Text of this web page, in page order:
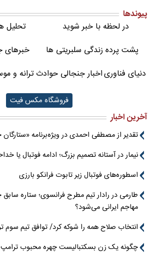
پیوندها
در لحظه با خبر شوید
تحلیل
پشت پرده زندگی سلبریتی ها
خبرهای
دنیای فناوریاخبار جنجالی حوادثترانه و
فروشگاه مکس فیت
آخرین اخبار
تقدیر از مصطفی احمدی در ویژه‌برنامه
نیمار در آستانه تصمیم بزرگ؛ ادامه فوتبال یا
اسطوره‌های فوتبال زیر تابوت فرانکو بارزی
طارمی در رادار تیم مطرح فرانسوی؛ ستاره
مهاجم ایرانی می‌شود؟
انتخاب صلاح همه را شوکه کرد/ توافق تیم سوم
چگونه یک زن بسکتبالیست چهره محبوب